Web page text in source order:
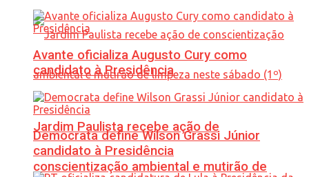
Jardim Paulista recebe ação de
conscientização ambiental e mutirão de
Avante oficializa Augusto Cury como
candidato à Presidência
Democrata define Wilson Grassi Júnior
candidato à Presidência